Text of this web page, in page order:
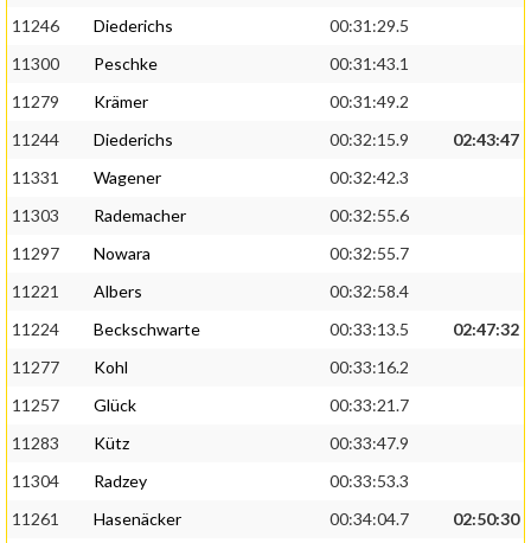
11246
Diederichs
00:31:29.5
11300
Peschke
00:31:43.1
11279
Krämer
00:31:49.2
11244
Diederichs 00:32:15.9
02:43:47
11331
Wagener
00:32:42.3
11303
Rademacher
00:32:55.6
11297
Nowara
00:32:55.7
11221
Albers
00:32:58.4
11224
Beckschwarte 00:33:13.5
02:47:32
11277
Kohl
00:33:16.2
11257
Glück
00:33:21.7
11283
Kütz
00:33:47.9
11304
Radzey
00:33:53.3
11261
Hasenäcker 00:34:04.7 02:50:30